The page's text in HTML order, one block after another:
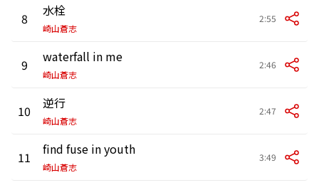
8 水栓
崎山蒼志
2:55
9 waterfall in me
崎山蒼志
2:46
10 逆行
崎山蒼志
2:47
11 find fuse in youth
崎山蒼志
3:49